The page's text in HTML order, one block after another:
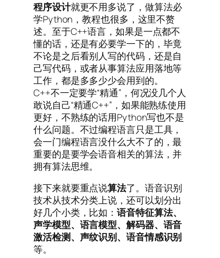
程序设计就更不用多说了，做算法必
学Python，教程也很多，这里不赘
述。至于C++语言，如果是一点都不
懂的话，还是有必要学一下的，毕竟
不论是之后看别人写的代码，还是自
己写代码，或者从事算法应用落地等
工作，都是多多少少会用到的。
C++不一定要学“精通”，何况没几个人
敢说自己“精通C++”，如果能熟练使用
更好，不熟练的话用Python写也不是
什么问题。不过编程语言只是工具，
会一门编程语言没什么大不了的，最
重要的是要学会语音相关的算法，并
拥有算法思维。
接下来就要重点说算法了。语音识别
技术从技术分类上说，还可以划分出
好几个小类，比如：语音特征算法、
声学模型、语言模型、解码器、语音
激活检测、声纹识别、语音情感识别
等。